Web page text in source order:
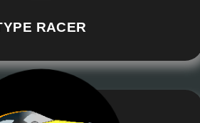
RACER